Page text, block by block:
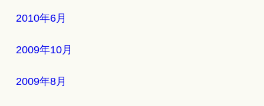
2010年6月
2009年10月
2009年8月